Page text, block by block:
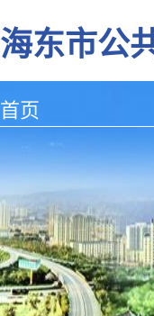
海东市公
首页